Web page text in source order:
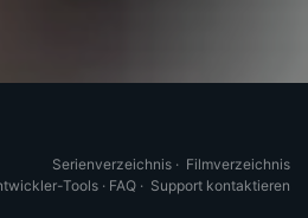
Serienverzeichnis · Filmverzeichnis
Tools · FAQ · Support kontaktieren